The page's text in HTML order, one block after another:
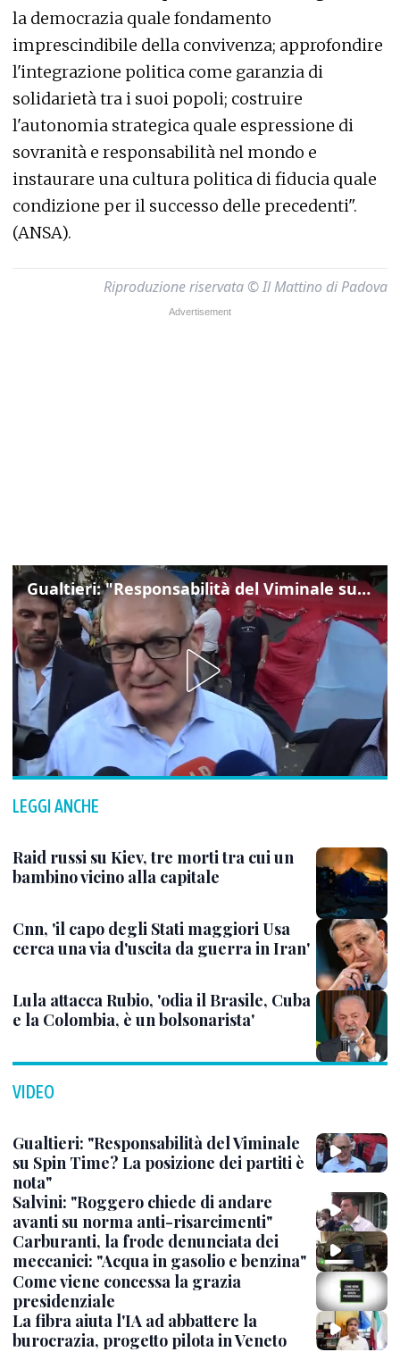
la democrazia quale fondamento
imprescindibile della convivenza; approfondire
l'integrazione politica come garanzia di
solidarietà tra i suoi popoli; costruire
l'autonomia strategica quale espressione di
sovranità e responsabilità nel mondo e
instaurare una cultura politica di fiducia quale
condizione per il successo delle precedenti".
(ANSA).
Riproduzione riservata © Il Mattino di Padova
Gualtieri: "Responsabilità del Viminale su Spin Time? La posizione dei partiti è nota"
LEGGI ANCHE
Raid russi su Kiev, tre morti tra cui un
bambino vicino alla capitale
Cnn, 'il capo degli Stati maggiori Usa
cerca una via d'uscita da guerra in Iran'
Lula attacca Rubio, 'odia il Brasile, Cuba
e la Colombia, è un bolsonarista'
VIDEO
Gualtieri: "Responsabilità del Viminale
su Spin Time? La posizione dei partiti è
nota"
Salvini: "Roggero chiede di andare
avanti su norma anti-risarcimenti"
Carburanti, la frode denunciata dei
meccanici: "Acqua in gasolio e benzina"
Come viene concessa la grazia
presidenziale
La fibra aiuta l'IA ad abbattere la
burocrazia, progetto pilota in Veneto